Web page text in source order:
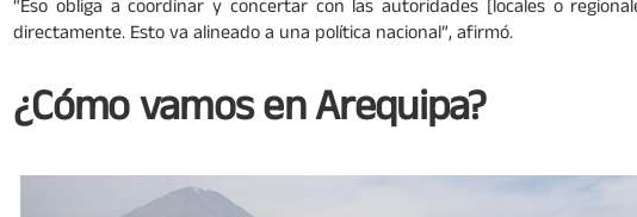
“Eso obliga a coordinar y concertar con las autoridades [locales o
directamente. Esto va alineado a una política nacional”, afirmó.
¿Cómo vamos en Arequipa?